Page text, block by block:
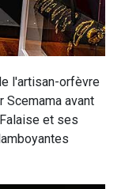
l'artisan-orfèvre
Scemama avant
et ses